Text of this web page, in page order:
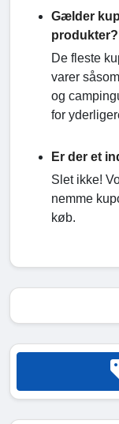
Gælder
produkter?
De fleste
varer
og
for
Er der et
Slet ikke!
nemme
køb.